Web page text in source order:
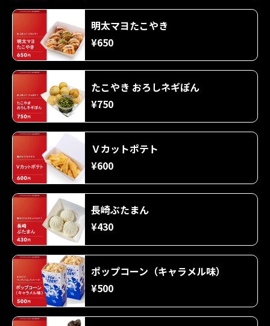
明太マヨたこやき
¥650
たこやき おろしネギぽん
¥750
Ｖカットポテト
¥600
長崎ぶたまん
¥430
ポップコーン（キャラメル味）
¥500